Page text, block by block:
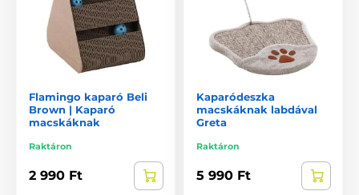
Flamingo kaparó Beli
Brown | Kaparó
macskáknak
Raktáron
2 990 Ft
Kaparódeszka
macskáknak labdával
Greta
Raktáron
5 990 Ft